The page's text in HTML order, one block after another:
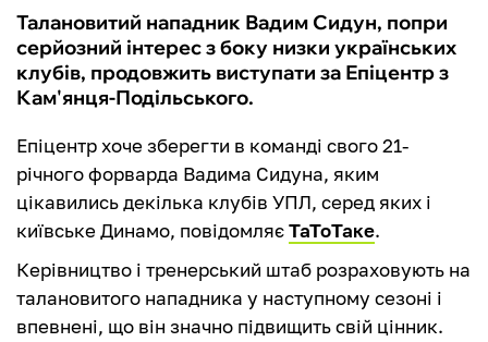
Талановитий нападник Вадим Сидун, попри
серйозний інтерес з боку низки українських
клубів, продовжить виступати за Епіцентр з
Кам'янця-Подільського.
Епіцентр хоче зберегти в команді свого 21-
річного форварда Вадима Сидуна, яким
цікавились декілька клубів УПЛ, серед яких і
київське Динамо, повідомляєТаТоТаке.
Керівництво і тренерський штаб розраховують на
талановитого нападника у наступному сезоні і
впевнені, що він значно підвищить свій цінник.